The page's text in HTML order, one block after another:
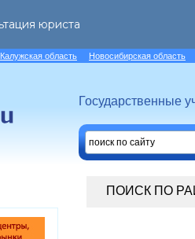
Калужская область Новосибирская область
Государственные
ПОИСК ПО